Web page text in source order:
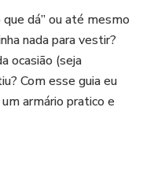
dá” ou até mesmo
nada para vestir?
ocasião (seja
Com esse guia eu
armário pratico e